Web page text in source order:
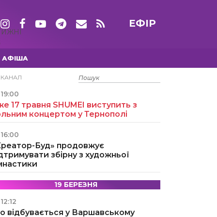
ЕФІР
АФІША
15 ТРАВНЯ
19:00
17 травня SHUMEI виступить з
концертом у Тернополі
16:00
Буд» продовжує
збірну з художньої
19 БЕРЕЗНЯ
12:12
відбувається у Варшавському